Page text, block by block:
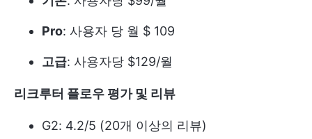
Pro: 사용자 당 월 $ 109
고급: 사용자당 $129/월
리크루터 플로우 평가 및 리뷰
G2: 4.2/5 (20개 이상의 리뷰)